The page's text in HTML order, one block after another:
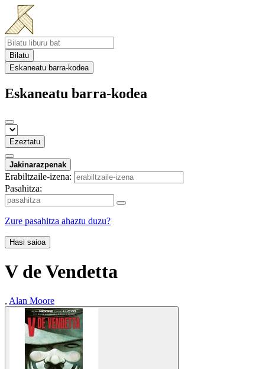
Bilatu
Eskaneatu barra-kodea
Eskaneatu barra-kodea
Ezeztatu
Jakinarazpenak
Erabiltzaile-izena:
Pasahitza:
Zure pasahitza ahaztu duzu?
Hasi saioa
V de Vendetta
, Alan Moore